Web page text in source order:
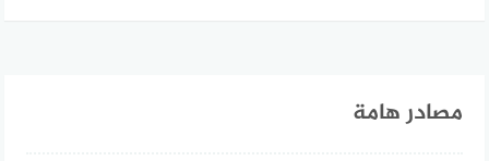
مصادر هامة